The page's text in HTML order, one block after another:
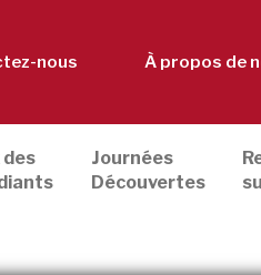
nous À propos de
des
Journées
Découvertes